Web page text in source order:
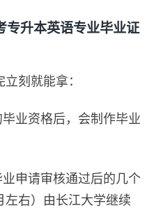
升本英语专业毕业证
刻就能拿：
业资格后，会制作毕业
申请审核通过后的几个
左右）由长江大学继续